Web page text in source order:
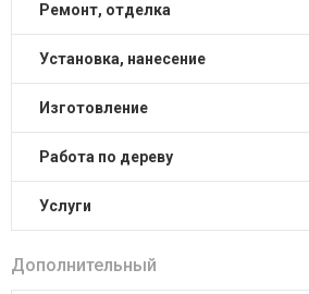
ремонт, отделка
установка, нанесение
изготовление
работа по дереву
услуги
Дополнительный